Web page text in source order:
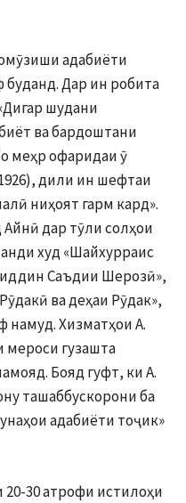
адабиёти
Дар ин робита
шудани
ва бардоштани
меҳр офаридаи ӯ
дили ин шефтаи
ниҳоят гарм кард».
дар тӯли солҳои
худ «Шайхурраис
Саъдии Шерозӣ»,
ва деҳаи Рӯдак»,
намуд. Хизматҳои А.
мероси гузашта
Бояд гуфт, ки А.
ташаббускорони ба
адабиёти тоҷик»
20-30 атрофи истилоҳи